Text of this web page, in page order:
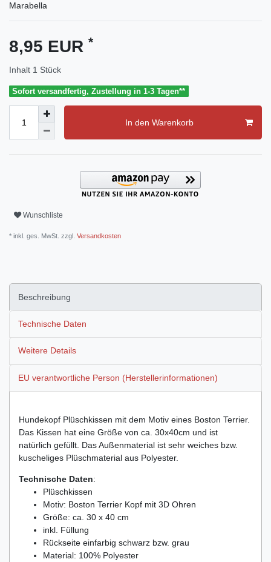
Marabella
8,95 EUR *
Inhalt 1 Stück
Sofort versandfertig, Zustellung in 1-3 Tagen**
In den Warenkorb
Wunschliste
* inkl. ges. MwSt. zzgl. Versandkosten
Beschreibung
Technische Daten
Weitere Details
EU verantwortliche Person (Herstellerinformationen)
Hundekopf Plüschkissen mit dem Motiv eines Boston Terrier.
Das Kissen hat eine Größe von ca. 30x40cm und ist
natürlich gefüllt. Das Außenmaterial ist sehr weiches bzw.
kuscheliges Plüschmaterial aus Polyester.
Technische Daten:
Plüschkissen
Motiv: Boston Terrier Kopf mit 3D Ohren
Größe: ca. 30 x 40 cm
inkl. Füllung
Rückseite einfarbig schwarz bzw. grau
Material: 100% Polyester